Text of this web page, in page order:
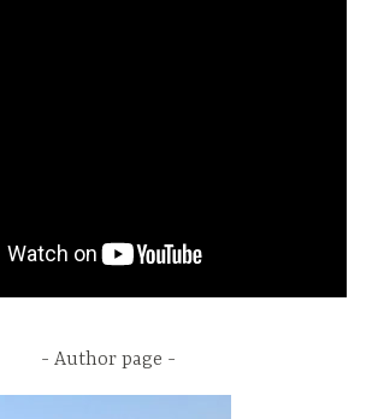
Author page